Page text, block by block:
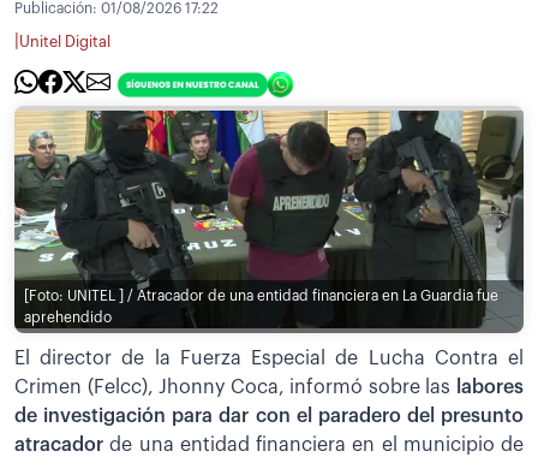
Publicación: 01/08/2026 17:22
Unitel Digital
[Foto: UNITEL ] / Atracador de una entidad financiera en La Guardia fue
aprehendido
El director de la Fuerza Especial de Lucha Contra el
Crimen (Felcc), Jhonny Coca, informó sobre las
labores
de investigación para dar con el paradero del presunto
atracadorde una entidad financiera en el municipio de